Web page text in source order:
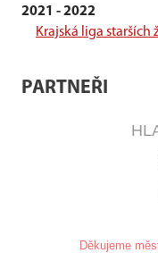
2021 - 2022
Krajská liga starších
PARTNEŘI
Děkujeme